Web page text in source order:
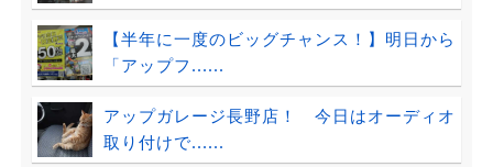
【半年に一度のビッグチャンス！】明日から
「アップフ......
アップガレージ長野店！ 今日はオーディオ
取り付けで......